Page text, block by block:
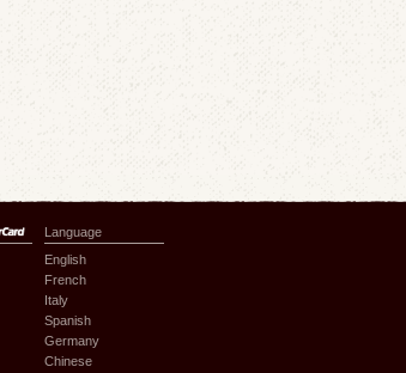
Language
English
French
Italy
Spanish
Germany
Chinese